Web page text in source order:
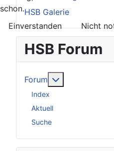
HSB Galerie
HSB Forum
Forum
Index
Aktuell
Suche
schon.
Einverstanden
Nicht